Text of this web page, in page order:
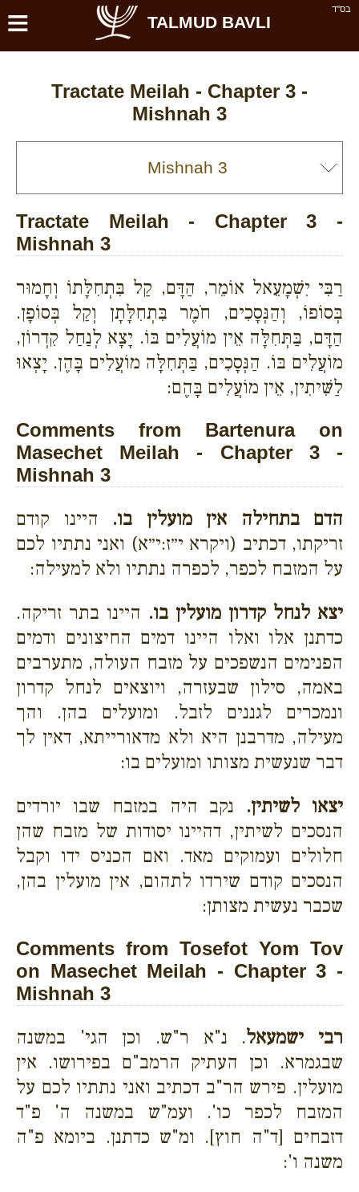
בס''ד ≡ TALMUD BAVLI
Tractate Meilah - Chapter 3 -
Mishnah 3
Tractate Meilah - Chapter 3 -
Mishnah 3
רַבִּי יִשְׁמָעֵאל אוֹמֵר, הַדָּם, קַל בִּתְחִלָּתוֹ וְחָמוּר
בְּסוֹפוֹ, וְהַנְּסָכִים, חֹמֶר בִּתְחִלָּתָן וְקַל בְּסוֹפָן.
הַדָּם, בַּתְּחִלָּה אֵין מוֹעֲלִים בּוֹ. יָצָא לְנַחַל קִדְרוֹן,
מוֹעֲלִים בּוֹ. הַנְּסָכִים, בַּתְּחִלָּה מוֹעֲלִים בָּהֶן. יָצְאוּ
לַשִּׁיתִין, אֵין מוֹעֲלִים בָּהֶם:
Comments from Bartenura on
Masechet Meilah - Chapter 3 -
Mishnah 3
הדם בתחילה אין מועלין בו. היינו קודם
זריקתו, דכתיב (ויקרא י״ז:י״א) ואני נתתיו לכם
על המזבח לכפר, לכפרה נתתיו ולא למעילה:
יצא לנחל קדרון מועלין בו. היינו בתר זריקה.
כדתנן אלו ואלו היינו דמים החיצונים ודמים
הפנימים הנשפכים על מזבח העולה, מתערבים
באמה, סילון שבעזרה, ויוצאים לנחל קדרון
ונמכרים לגננים לזבל. ומועלים בהן. והך
מעילה, מדרבנן היא ולא מדאורייתא, דאין לך
דבר שנעשית מצותו ומועלים בו:
יצאו לשיתין. נקב היה במזבח שבו יורדים
הנסכים לשיתין, דהיינו יסודות של מזבח שהן
חלולים ועמוקים מאד. ואם הכניס ידו וקבל
הנסכים קודם שירדו לתהום, אין מועלין בהן,
שכבר נעשית מצותן:
Comments from Tosefot Yom Tov
on Masechet Meilah - Chapter 3 -
Mishnah 3
רבי ישמעאל. נ"א ר"ש. וכן הגי' במשנה
שבגמרא. וכן העתיק הרמב"ם בפירושו. אין
מועלין. פירש הר"ב דכתיב ואני נתתיו לכם על
המזבח לכפר כו'. ועמ"ש במשנה ה' פ"ד
דזבחים [ד"ה חוץ]. ומ"ש כדתנן. ביומא פ"ה
משנה ו':